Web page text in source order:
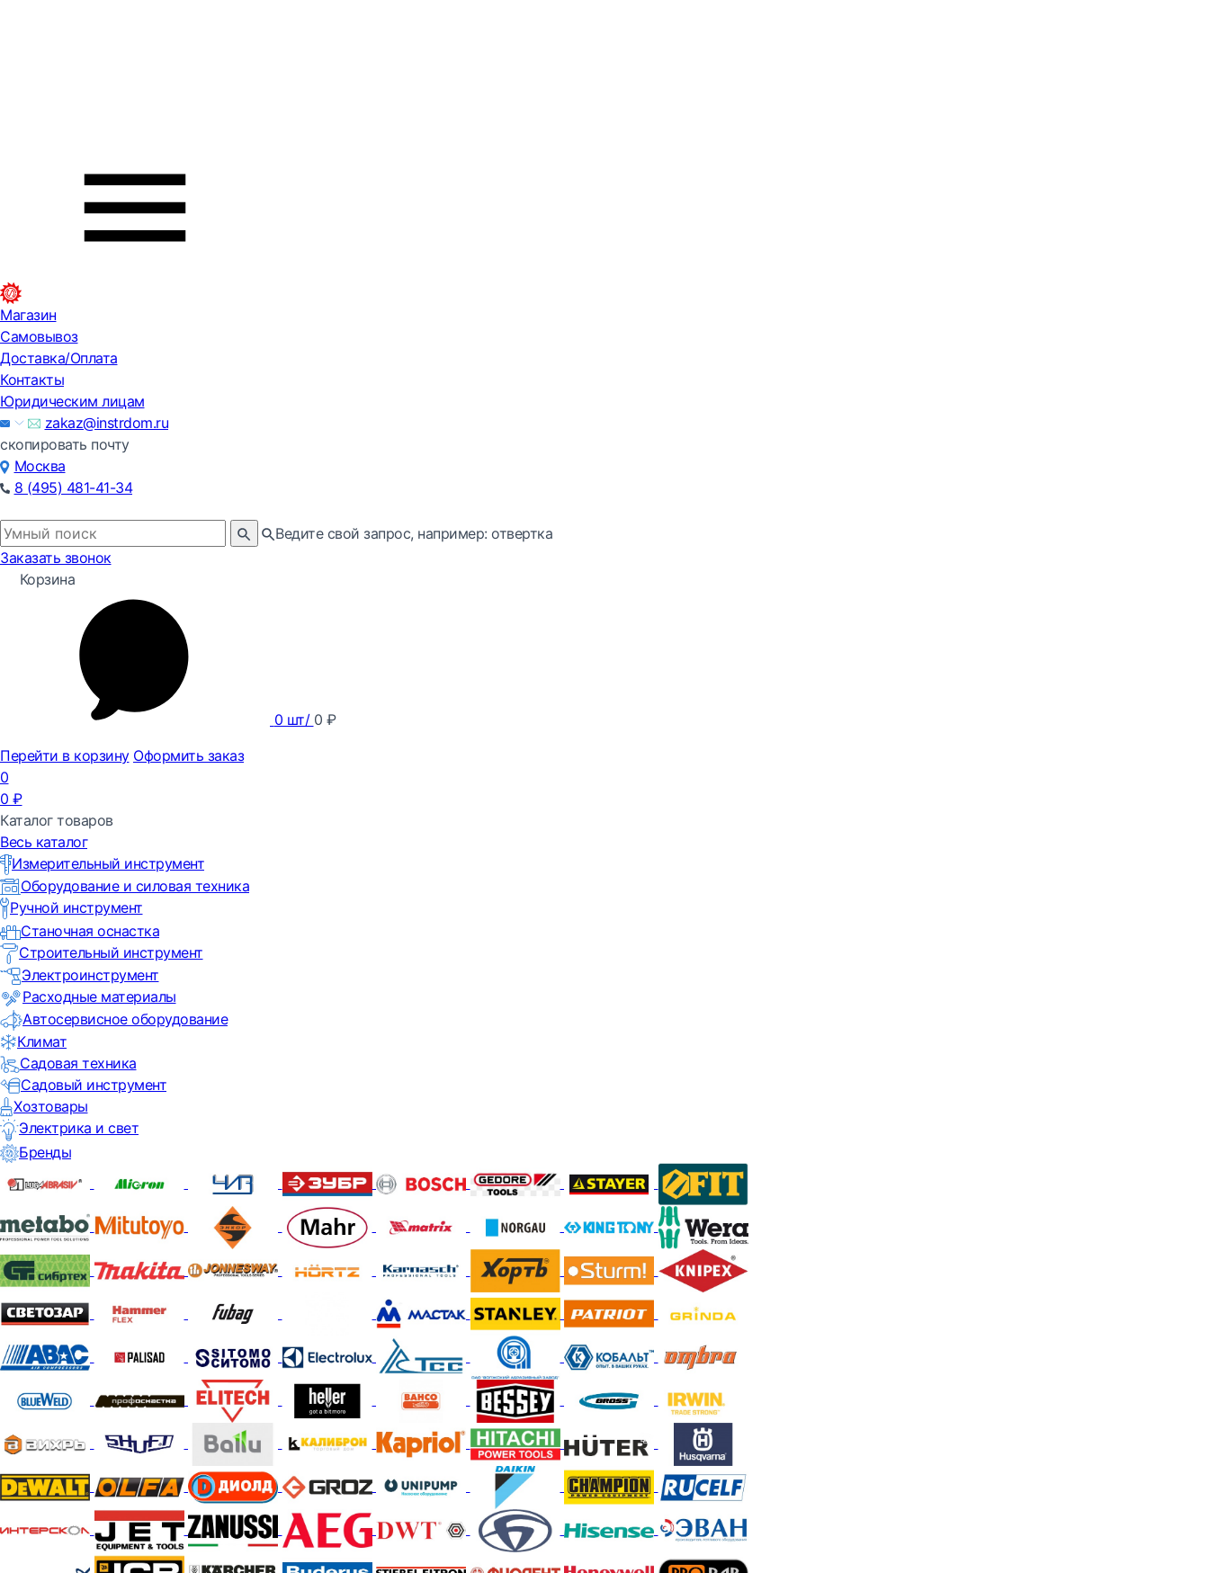
Магазин
Самовывоз
Доставка/Оплата
Контакты
Юридическим лицам
zakaz@instrdom.ru
скопировать почту
Москва
8 (495) 481-41-34
Ведите свой запрос, например: отвертка
Заказать звонок
Корзина
0 шт/ 0 ₽
Перейти в корзину Оформить заказ
0
0 ₽
Каталог товаров
Весь каталог
Измерительный инструмент
Оборудование и силовая техника
Ручной инструмент
Станочная оснастка
Строительный инструмент
Электроинструмент
Расходные материалы
Автосервисное оборудование
Климат
Садовая техника
Садовый инструмент
Хозтовары
Электрика и свет
Бренды